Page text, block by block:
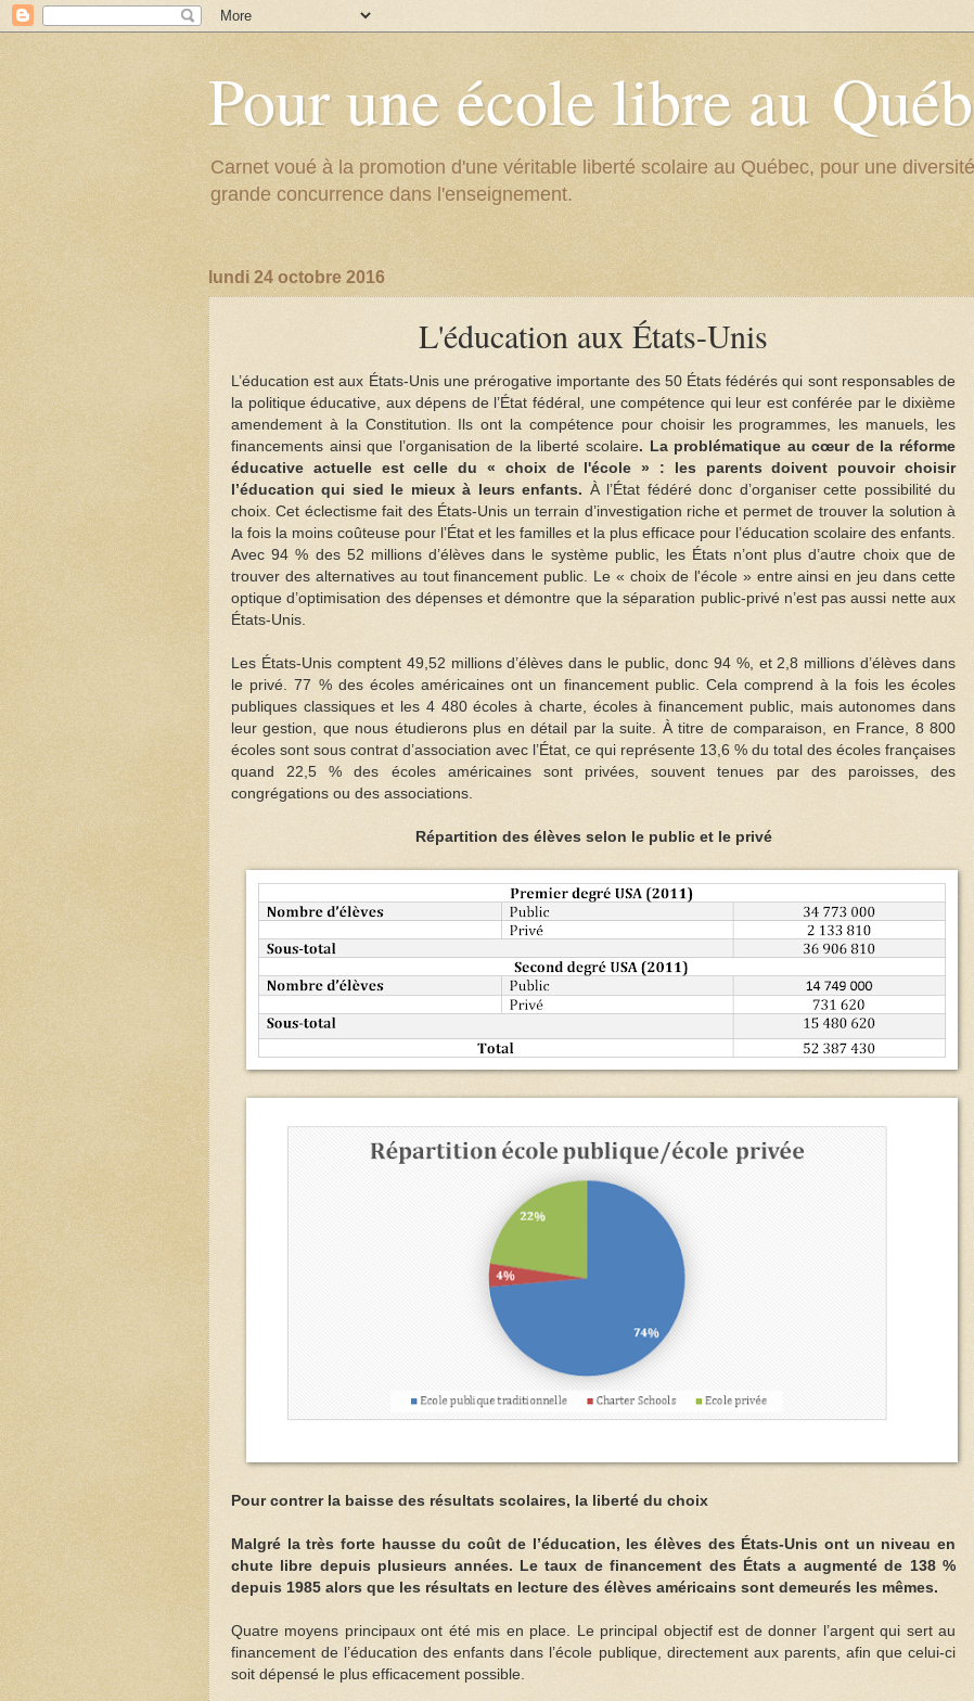
Pour une école libre au
Carnet voué à la promotion d'une véritable liberté scolaire au Québec, pour une
grande concurrence dans l'enseignement.
lundi 24 octobre 2016
L'éducation aux États-Unis
L’éducation est aux États-Unis une prérogative importante des 50 États fédérés qui sont responsables de
la politique éducative, aux dépens de l’État fédéral, une compétence qui leur est conférée par le dixième
amendement à la Constitution. Ils ont la compétence pour choisir les programmes, les manuels, les
financements ainsi que l’organisation de la liberté scolaire. La problématique au cœur de la réforme
éducative actuelle est celle du « choix de l'école » : les parents doivent pouvoir choisir
l’éducation qui sied le mieux à leurs enfants. À l’État fédéré donc d’organiser cette possibilité du
choix. Cet éclectisme fait des États-Unis un terrain d’investigation riche et permet de trouver la solution à
la fois la moins coûteuse pour l’État et les familles et la plus efficace pour l’éducation scolaire des enfants.
Avec 94 % des 52 millions d’élèves dans le système public, les États n’ont plus d’autre choix que de
trouver des alternatives au tout financement public. Le « choix de l'école » entre ainsi en jeu dans cette
optique d’optimisation des dépenses et démontre que la séparation public-privé n’est pas aussi nette aux
États-Unis.
Les États-Unis comptent 49,52 millions d’élèves dans le public, donc 94 %, et 2,8 millions d’élèves dans
le privé. 77 % des écoles américaines ont un financement public. Cela comprend à la fois les écoles
publiques classiques et les 4 480 écoles à charte, écoles à financement public, mais autonomes dans
leur gestion, que nous étudierons plus en détail par la suite. À titre de comparaison, en France, 8 800
écoles sont sous contrat d’association avec l’État, ce qui représente 13,6 % du total des écoles françaises
quand 22,5 % des écoles américaines sont privées, souvent tenues par des paroisses, des
congrégations ou des associations.
Répartition des élèves selon le public et le privé
Pour contrer la baisse des résultats scolaires, la liberté du choix
Malgré la très forte hausse du coût de l’éducation, les élèves des États-Unis ont un niveau en
chute libre depuis plusieurs années. Le taux de financement des États a augmenté de 138 %
depuis 1985 alors que les résultats en lecture des élèves américains sont demeurés les mêmes.
Quatre moyens principaux ont été mis en place. Le principal objectif est de donner l’argent qui sert au
financement de l’éducation des enfants dans l’école publique, directement aux parents, afin que celui-ci
soit dépensé le plus efficacement possible.